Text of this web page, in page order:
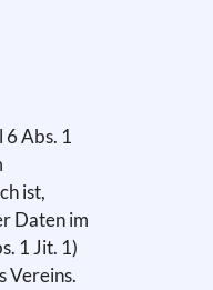
Abs. 1
ist,
Daten im
1 Jit. 1)
Vereins.